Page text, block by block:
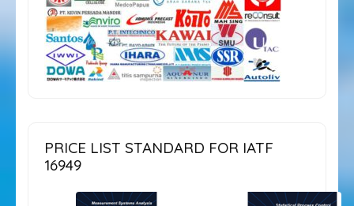
PRICE LIST STANDARD FOR IATF
16949